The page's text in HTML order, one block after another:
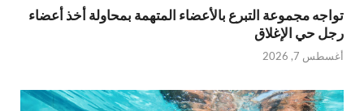
تواجه مجموعة التبرع بالأعضاء المتهمة بمحاولة أخذ أعضاء
رجل حي الإغلاق
أغسطس 7, 2026